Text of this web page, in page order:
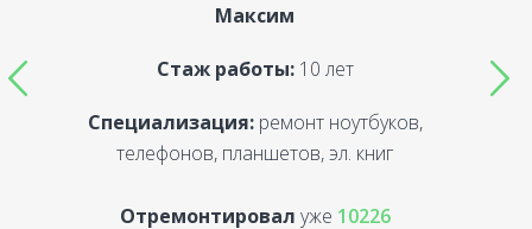
Максим
Стаж работы:10 лет
Специализация:ремонт ноутбуков,
телефонов, планшетов, эл. книг
Отремонтировал уже 10226